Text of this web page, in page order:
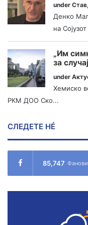
under Став,
Денко
на
„Им
за
under
Хемиско
РКМ ДОО Ско...
СЛЕДЕТЕ НÉ
85,747 Фанови